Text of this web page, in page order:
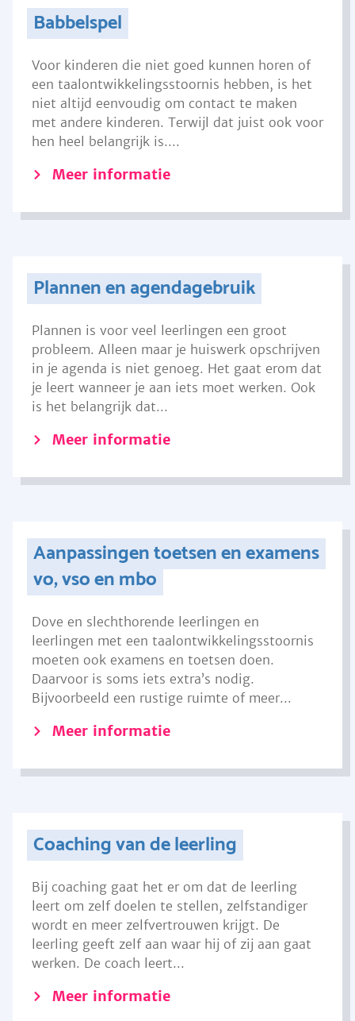
Babbelspel
Voor kinderen die niet goed kunnen horen of
een taalontwikkelingsstoornis hebben, is het
niet altijd eenvoudig om contact te maken
met andere kinderen. Terwijl dat juist ook voor
hen heel belangrijk is....
Meer informatie
Plannen en agendagebruik
Plannen is voor veel leerlingen een groot
probleem. Alleen maar je huiswerk opschrijven
in je agenda is niet genoeg. Het gaat erom dat
je leert wanneer je aan iets moet werken. Ook
is het belangrijk dat...
Meer informatie
Aanpassingen toetsen en examens
vo, vso en mbo
Dove en slechthorende leerlingen en
leerlingen met een taalontwikkelingsstoornis
moeten ook examens en toetsen doen.
Daarvoor is soms iets extra’s nodig.
Bijvoorbeeld een rustige ruimte of meer...
Meer informatie
Coaching van de leerling
Bij coaching gaat het er om dat de leerling
leert om zelf doelen te stellen, zelfstandiger
wordt en meer zelfvertrouwen krijgt. De
leerling geeft zelf aan waar hij of zij aan gaat
werken. De coach leert...
Meer informatie